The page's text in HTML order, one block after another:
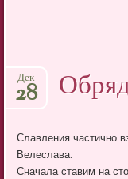
Дек
28
Славления частично
Велеслава.
Сначала ставим на